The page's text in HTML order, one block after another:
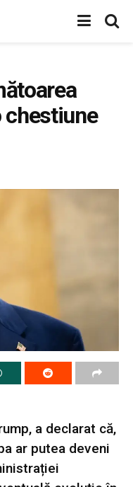
chestiune
a declarat că,
ar putea deveni